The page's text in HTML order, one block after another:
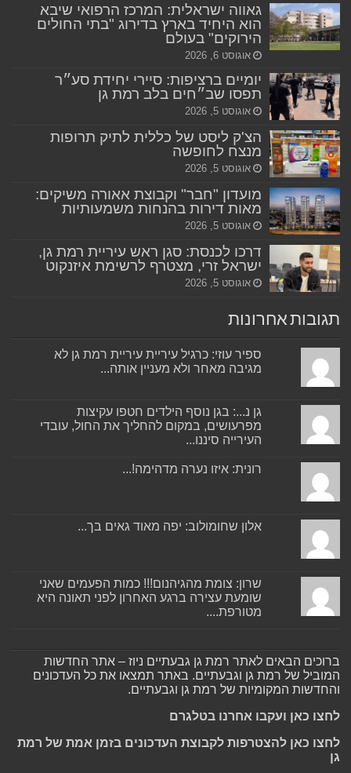
גאווה ישראלית: המרכז הרפואי שיבא
הוא היחיד בארץ בדירוג "בתי החולים
הירוקים" בעולם
אוגוסט 6, 2026
יומיים ברציפות: סיירי יחידת סע״ר
תפסו שב״חים בלב רמת גן
אוגוסט 5, 2026
הצ'ק ליסט של כללית לתיק תרופות
מנצח לחופשה
אוגוסט 5, 2026
מועדון "חבר" וקבוצת אאורה משיקים:
מאות דירות בהנחות משמעותיות
אוגוסט 5, 2026
דרכו לכנסת: סגן ראש עיריית רמת גן,
ישראל זרי, מצטרף לרשימת איזנקוט
אוגוסט 5, 2026
תגובות אחרונות
ספיר עוזי: כרגיל עיריית עיריית רמת גן לא
מגיבה מאחר ולא מעניין אותה...
גן נ...: בגן נוסף הילדים חטפו עקיצות
מפרעושים, במקום להחליך את החול, עובדי
העירייה סיננו...
רונית: איזו נערה מדהימה!...
אלון שחומולוב: יפה מאוד גאים בך...
שרון: צומת מהגיהנום!!! כמות הפעמים שאני
שומעת עצירה ברגע האחרון לפני תאונה היא
מטורפת....
ברוכים הבאים לאתר רמת גן גבעתיים ניוז – אתר החדשות
המוביל של רמת גן וגבעתיים. באתר תמצאו את כל העדכונים
והחדשות המקומיות של רמת גן וגבעתיים.
לחצו כאן ועקבו אחרנו בטלגרם
לחצו כאן להצטרפות לקבוצת העדכונים בזמן אמת של רמת
גן